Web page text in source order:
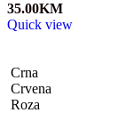
35.00KM
Quick view
Crna
Crvena
Roza